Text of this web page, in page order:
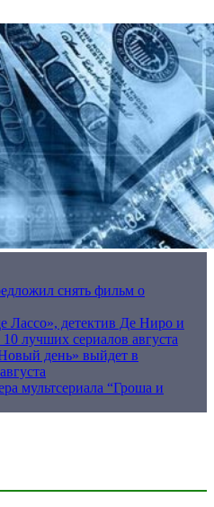
снять фильм о
Лассо», детектив Де Ниро и
лучших сериалов августа
день» выйдет в
мультсериала “Гроша и